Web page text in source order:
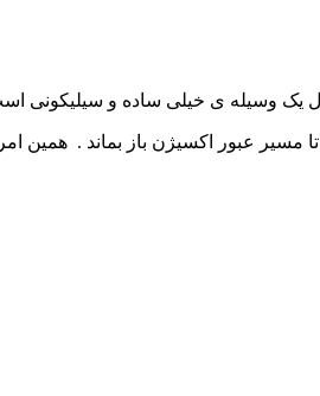
یک وسیله ی خیلی ساده و سیلیکونی
مسیر عبور اکسیژن باز بماند . همین